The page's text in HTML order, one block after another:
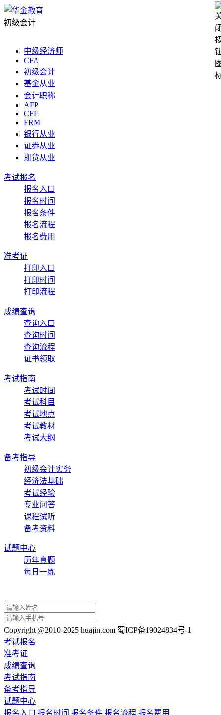
初级会计
中级经济师
CFA
初级会计
基金从业
会计职称
AFP
CFP
FRM
银行从业
证券从业
期货从业
考试报名
报名入口
报名时间
报名条件
报名流程
报名费用
准考证
打印入口
打印时间
打印流程
成绩查询
查询入口
查询时间
查询流程
证书领取
考试指南
考试时间
考试科目
考试地点
考试教材
考试大纲
备考指导
初级会计实务
经济法基础
考试经验
专业问答
课程试听
备考资料
试题中心
历年真题
每日一练
Copyright @2010-2025 huajin.com 蜀ICP备19024834号-1
考试报名
准考证
成绩查询
考试指南
备考指导
试题中心
报名入口 报名时间 报名条件 报名流程 报名费用